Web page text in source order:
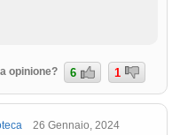
opinione? 6 1
26 Gennaio, 2024